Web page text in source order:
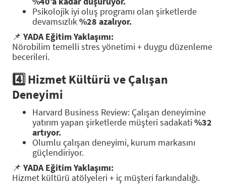
Psikolojik iyi oluş programı olan şirketlerde
devamsızlık%28 azalıyor.
📌 YADA Eğitim Yaklaşımı:
Nörobilim temelli stres yönetimi + duygu düzenleme
becerileri.
4️⃣Hizmet Kültürü ve Çalışan
Deneyimi
Harvard Business Review: Çalışan deneyimine
yatırım yapan şirketlerde müşteri sadakati%32
artıyor.
Olumlu çalışan deneyimi, kurum markasını
güçlendiriyor.
📌 YADA Eğitim Yaklaşımı:
Hizmet kültürü atölyeleri + iç müşteri farkındalığı.